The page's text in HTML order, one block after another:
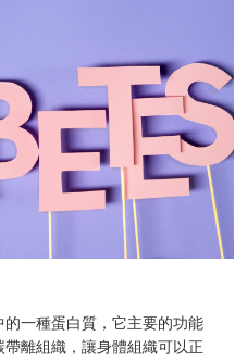
一種蛋白質，它主要的功能
離組織，讓身體組織可以正